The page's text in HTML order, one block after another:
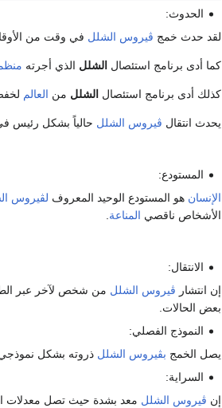
الحدوث:
لقد حدث خمج ڤيروس الشلل في وقت من
كما أدى برنامج استئصال الشلل الذي أجرته
كذلك أدى برنامج استئصال الشلل من العالم
يحدث انتقال ڤيروس الشلل حالياً بشكل رئيس
المستودع:
الإنسان هو المستودع الوحيد المعروف لڤيروس
الأشخاص ناقصي المناعة
الانتقال:
إن انتشار ڤيروس الشلل من شخص لآخر عبر
بعض الحالات.
النموذج الفصلي:
يصل الخمج بڤيروس الشلل ذروته بشكل نموذجي
السراية:
إن ڤيروس الشلل